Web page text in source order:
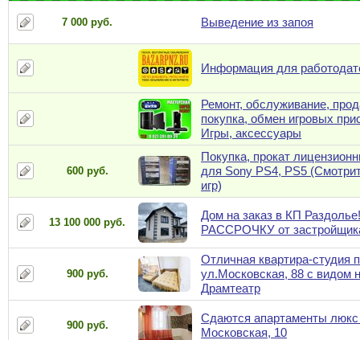
7 000 руб. Выведение из запоя
Информация для
Ремонт, обслуживание,
покупка, обмен игровых
Игры, аксессуары
600 руб.
Покупка, прокат
для Sony PS4, PS5
игр)
13 100 000 руб.
Дом на заказ в КП
РАССРОЧКУ от
900 руб.
Отличная квартира-студия
ул.Московская, 88 с видом
Драмтеатр
900 руб.
Сдаются апартаменты
Московская, 10